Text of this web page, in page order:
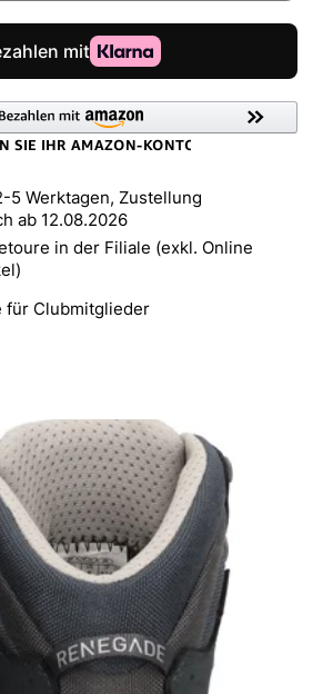
5 Werktagen, Zustellung
ab 12.08.2026
in der Filiale (exkl. Online
für Clubmitglieder